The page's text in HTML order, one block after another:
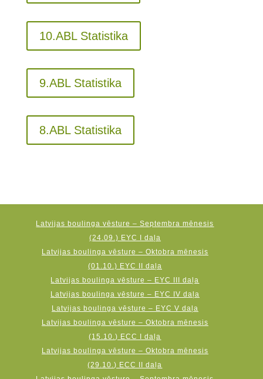
10.ABL Statistika
9.ABL Statistika
8.ABL Statistika
Latvijas boulinga vēsture – Septembra mēnesis
(24.09.) EYC I daļa
Latvijas boulinga vēsture – Oktobra mēnesis
(01.10.) EYC II daļa
Latvijas boulinga vēsture – EYC III daļa
Latvijas boulinga vēsture – EYC IV daļa
Latvijas boulinga vēsture – EYC V daļa
Latvijas boulinga vēsture – Oktobra mēnesis
(15.10.) ECC I daļa
Latvijas boulinga vēsture – Oktobra mēnesis
(29.10.) ECC II daļa